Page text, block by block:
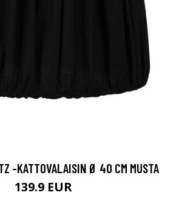
-KATTOVALAISIN Ø 40 CM MUSTA
139.9 EUR